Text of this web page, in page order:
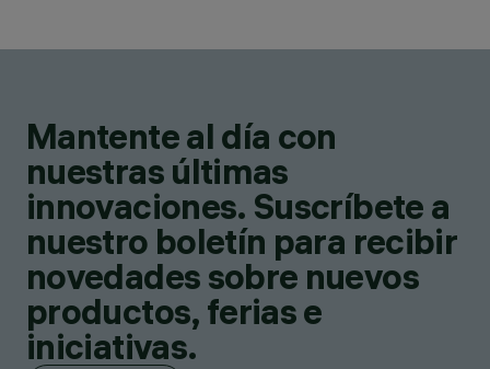
Mantente al día con
nuestras últimas
innovaciones. Suscríbete a
nuestro boletín para recibir
novedades sobre nuevos
productos, ferias e
iniciativas.